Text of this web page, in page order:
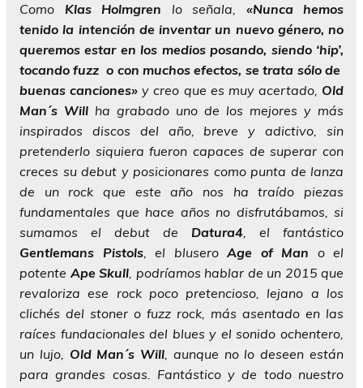
Como Klas Holmgren lo señala, «Nunca hemos
tenido la intención de inventar un nuevo género, no
queremos estar en los medios posando, siendo ‘hip’,
tocando fuzz o con muchos efectos, se trata sólo de
buenas canciones»y creo que es muy acertado, Old
Man´s Will ha grabado uno de los mejores y más
inspirados discos del año, breve y adictivo, sin
pretenderlo siquiera fueron capaces de superar con
creces su debut y posicionares como punta de lanza
de un rock que este año nos ha traído piezas
fundamentales que hace años no disfrutábamos, si
sumamos el debut de Datura4, el fantástico
Gentlemans Pistols, el blusero Age of Man o el
potente Ape Skull, podríamos hablar de un 2015 que
revaloriza ese rock poco pretencioso, lejano a los
clichés del stoner o fuzz rock, más asentado en las
raíces fundacionales del blues y el sonido ochentero,
un lujo, Old Man´s Will, aunque no lo deseen están
para grandes cosas. Fantástico y de todo nuestro